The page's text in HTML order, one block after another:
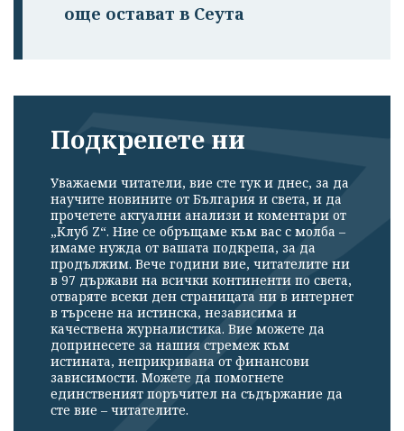
още остават в Сеута
Подкрепете ни
Уважаеми читатели, вие сте тук и днес, за да
научите новините от България и света, и да
прочетете актуални анализи и коментари от
„Клуб Z“. Ние се обръщаме към вас с молба –
имаме нужда от вашата подкрепа, за да
продължим. Вече години вие, читателите ни
в 97 държави на всички континенти по света,
отваряте всеки ден страницата ни в интернет
в търсене на истинска, независима и
качествена журналистика. Вие можете да
допринесете за нашия стремеж към
истината, неприкривана от финансови
зависимости. Можете да помогнете
единственият поръчител на съдържание да
сте вие – читателите.